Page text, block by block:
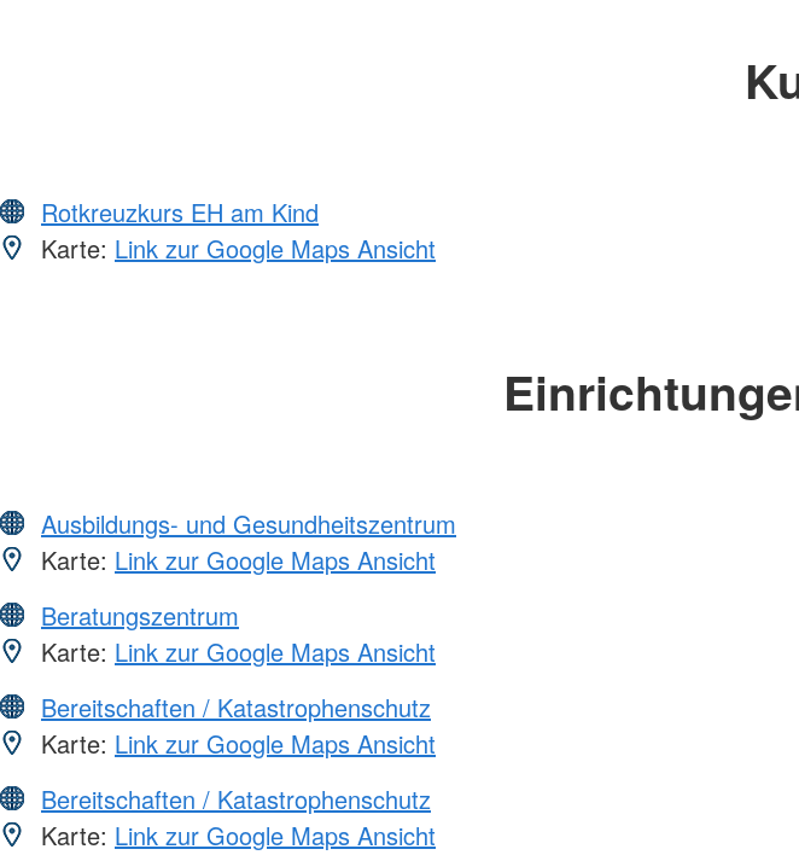
Rotkreuzkurs EH am Kind
Karte: Link zur Google Maps Ansicht
Ausbildungs- und Gesundheitszentrum
Karte: Link zur Google Maps Ansicht
Beratungszentrum
Karte: Link zur Google Maps Ansicht
Bereitschaften / Katastrophenschutz
Karte: Link zur Google Maps Ansicht
Bereitschaften / Katastrophenschutz
Karte: Link zur Google Maps Ansicht